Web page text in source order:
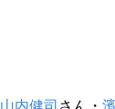
山内健司 さん・